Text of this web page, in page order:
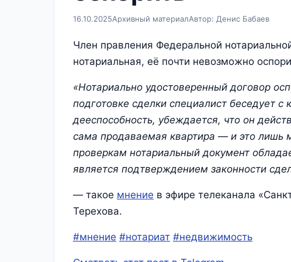
16.10.2025Архивный материалАвтор: Денис Бабаев
Член правления Федеральной
нотариальная, её почти невозможно
«Нотариально удостоверенный договор
подготовке сделки специалист беседует
дееспособность, убеждается, что он
сама продаваемая квартира — и это лишь
проверкам нотариальный документ
является подтверждением законности
— такое мнение в эфире телеканала
Терехова.
#мнение #нотариат #недвижимость